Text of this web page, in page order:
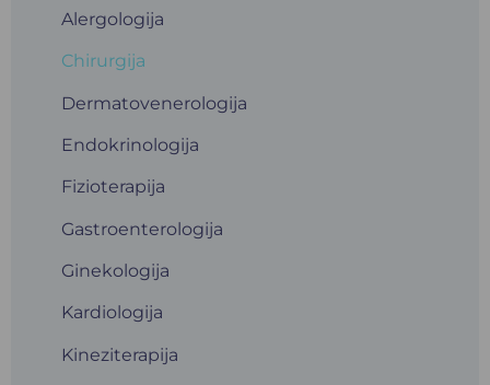
Alergologija
Chirurgija
Dermatovenerologija
Endokrinologija
Fizioterapija
Gastroenterologija
Ginekologija
Kardiologija
Kineziterapija